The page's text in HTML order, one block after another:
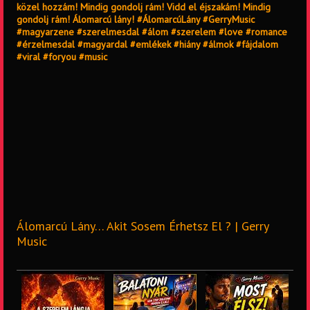
közel hozzám! Mindig gondolj rám! Vidd el éjszakám! Mindig
gondolj rám! Álomarcú lány! #ÁlomarcúLány #GerryMusic
#magyarzene #szerelmesdal #álom #szerelem #love #romance
#érzelmesdal #magyardal #emlékek #hiány #álmok #fájdalom
#viral #foryou #music
Álomarcú Lány… Akit Sosem Érhetsz El ? | Gerry
Music